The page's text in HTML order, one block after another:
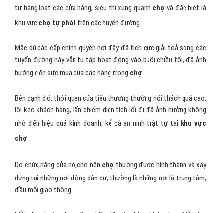
tư hàng loạt các cửa hàng, siêu thị xung quanh chợ và đặc biệt là
khu vực chợ tự phát trên các tuyến đường.
Mặc dù các cấp chính quyền nơi đây đã tích cực giải toả song các
tuyến đường này vẫn tụ tập hoạt động vào buổi chiều tối, đã ảnh
hưởng đến sức mua của các hàng trong chợ.
Bên cạnh đó, thói quen của tiểu thương thường nói thách quá cao,
lôi kéo khách hàng, lấn chiếm diện tích lối đi đã ảnh hưởng không
nhỏ đến hiệu quả kinh doanh, kể cả an ninh trật tự tại khu vực
chợ.
Do chức năng của nó,cho nên chợ thường được hình thành và xây
dựng tại những nơi đông dân cư, thường là những nơi là trung tâm,
đầu mối giao thông.